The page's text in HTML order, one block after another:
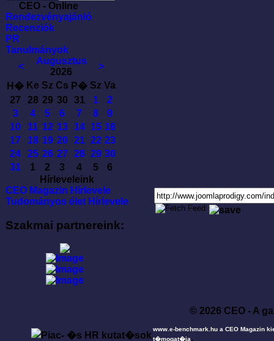
CEO - Online
Rendezvényajánló
Recenziók
PR
Tanulmányok
<
Augusztus
2026
>
H� Ke Sz Cs P� Sz Va
27
28 29 30 31 1
2
3
4 5 6 7 8
9
10
11 12 13 14 15 16
17
18 19 20 21 22 23
24
25 26 27 28 29 30
31
1 2 3 4 5
6
Hírleveleink
CEO Magazin Hírlevele
Tudományos élet Hírlevele
Szakmai partnereink:
© 2026 CEO - A
www.e-benchmark.hu a CEO Magazin
t�mogat�ja.